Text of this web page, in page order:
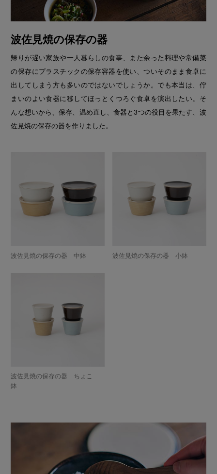
波佐見焼の保存の器
帰りが遅い家族や一人暮らしの食事、また余った料理や常備菜
の保存にプラスチックの保存容器を使い、ついそのまま食卓に
出してしまう方も多いのではないでしょうか。でも本当は、佇
まいのよい食器に移してほっとくつろぐ食卓を演出したい。そ
んな想いから、保存、温め直し、食器と3つの役目を果たす、波
佐見焼の保存の器を作りました。
波佐見焼の保存の器 中鉢 波佐見焼の保存の器 小鉢
波佐見焼の保存の器 ちょこ
鉢